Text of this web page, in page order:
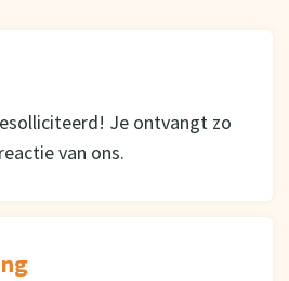
Je ontvangt zo
van ons.